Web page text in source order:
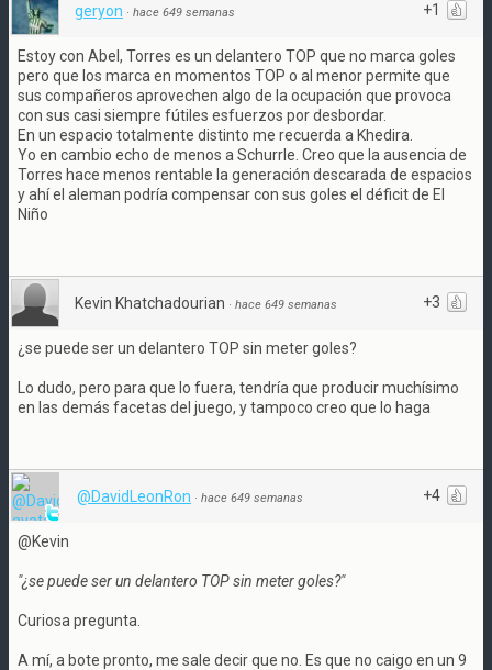
+1
geryon · hace 649 semanas
Estoy con Abel, Torres es un delantero TOP que no marca goles
pero que los marca en momentos TOP o al menor permite que
sus compañeros aprovechen algo de la ocupación que provoca
con sus casi siempre fútiles esfuerzos por desbordar.
En un espacio totalmente distinto me recuerda a Khedira.
Yo en cambio echo de menos a Schurrle. Creo que la ausencia de
Torres hace menos rentable la generación descarada de espacios
y ahí el aleman podría compensar con sus goles el déficit de El
Niño
+3
Kevin Khatchadourian · hace 649 semanas
¿se puede ser un delantero TOP sin meter goles?
Lo dudo, pero para que lo fuera, tendría que producir muchísimo
en las demás facetas del juego, y tampoco creo que lo haga
+4
@DavidLeonRon · hace 649 semanas
@Kevin
"¿se puede ser un delantero TOP sin meter goles?"
Curiosa pregunta.
A mí, a bote pronto, me sale decir que no. Es que no caigo en un 9